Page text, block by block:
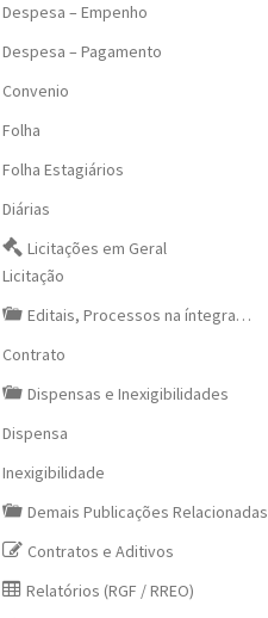
Despesa – Empenho
Despesa – Pagamento
Convenio
Folha
Folha Estagiários
Diárias
Licitações em Geral
Licitação
Editais, Processos na íntegra…
Contrato
Dispensas e Inexigibilidades
Dispensa
Inexigibilidade
Demais Publicações Relacionadas
Contratos e Aditivos
Relatórios (RGF / RREO)